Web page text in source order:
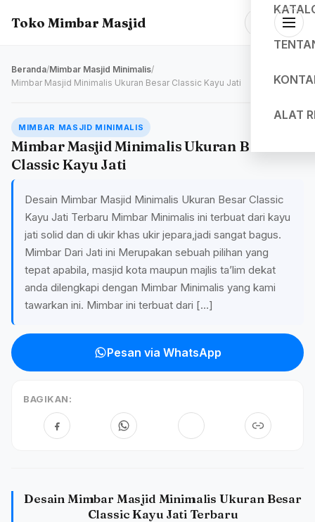
Toko Mimbar Masjid
ALAT
Beranda/Mimbar Masjid Minimalis/
Mimbar Masjid Minimalis Ukuran Besar Classic Kayu Jati
MIMBAR MASJID MINIMALIS
Mimbar Masjid Minimalis Ukuran Besar
Classic Kayu Jati
Desain Mimbar Masjid Minimalis Ukuran Besar Classic
Kayu Jati Terbaru Mimbar Minimalis ini terbuat dari kayu
jati solid dan di ukir khas ukir jepara,jadi sangat bagus.
Mimbar Dari Jati ini Merupakan sebuah pilihan yang
tepat apabila, masjid kota maupun majlis ta’lim dekat
anda dilengkapi dengan Mimbar Minimalis yang kami
tawarkan ini. Mimbar ini terbuat dari […]
Pesan via WhatsApp
BAGIKAN:
Desain Mimbar Masjid Minimalis Ukuran Besar
Classic Kayu Jati Terbaru